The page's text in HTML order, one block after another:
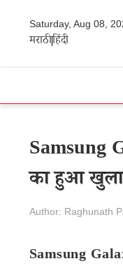
Saturday, Aug 08,
मराठीहिंदी
Samsung
का हुआ
Author: Raghunath
Samsung